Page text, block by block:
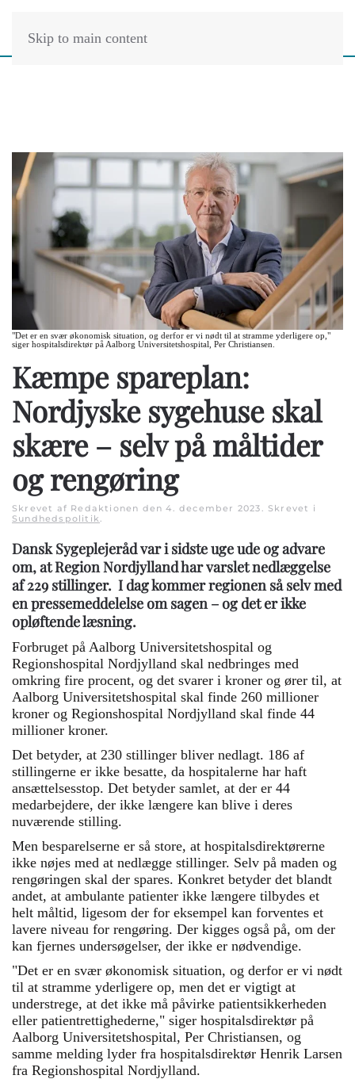
Skip to main content
"Det er en svær økonomisk situation, og derfor er vi nødt til at stramme yderligere op,"
siger hospitalsdirektør på Aalborg Universitetshospital, Per Christiansen.
Kæmpe spareplan:
Nordjyske sygehuse skal
skære – selv på måltider
og rengøring
Skrevet af Redaktionen den4. december 2023
. Skrevet i
Sundhedspolitik
Dansk Sygeplejeråd var i sidste uge ude og advare
om, at Region Nordjylland har varslet nedlæggelse
af 229 stillinger. I dag kommer regionen så selv med
en pressemeddelelse om sagen – og det er ikke
opløftende læsning.
Forbruget på Aalborg Universitetshospital og
Regionshospital Nordjylland skal nedbringes med
omkring fire procent, og det svarer i kroner og ører til, at
Aalborg Universitetshospital skal finde 260 millioner
kroner og Regionshospital Nordjylland skal finde 44
millioner kroner.
Det betyder, at 230 stillinger bliver nedlagt. 186 af
stillingerne er ikke besatte, da hospitalerne har haft
ansættelsesstop. Det betyder samlet, at der er 44
medarbejdere, der ikke længere kan blive i deres
nuværende stilling.
Men besparelserne er så store, at hospitalsdirektørerne
ikke nøjes med at nedlægge stillinger. Selv på maden og
rengøringen skal der spares. Konkret betyder det blandt
andet, at ambulante patienter ikke længere tilbydes et
helt måltid, ligesom der for eksempel kan forventes et
lavere niveau for rengøring. Der kigges også på, om der
kan fjernes undersøgelser, der ikke er nødvendige.
"Det er en svær økonomisk situation, og derfor er vi nødt
til at stramme yderligere op, men det er vigtigt at
understrege, at det ikke må påvirke patientsikkerheden
eller patientrettighederne," siger hospitalsdirektør på
Aalborg Universitetshospital, Per Christiansen, og
samme melding lyder fra hospitalsdirektør Henrik Larsen
fra Regionshospital Nordjylland.